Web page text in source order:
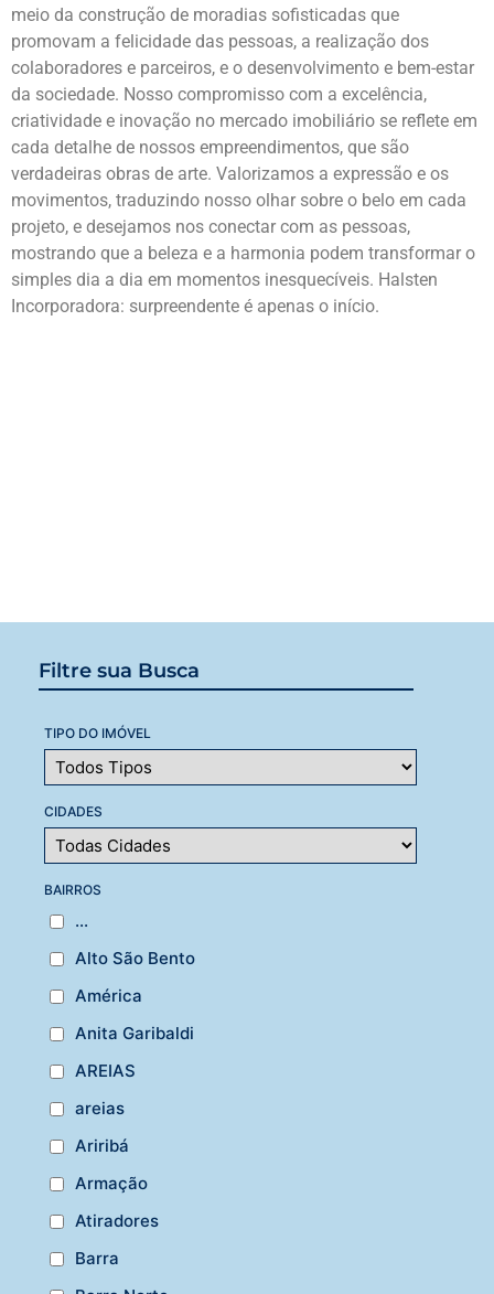
Filtre sua Busca
TIPO DO IMÓVEL
CIDADES
BAIRROS
...
Alto São Bento
América
Anita Garibaldi
AREIAS
areias
Ariribá
Armação
Atiradores
Barra
meio da construção de moradias sofisticadas que
promovam a felicidade das pessoas, a realização dos
colaboradores e parceiros, e o desenvolvimento e bem-estar
da sociedade. Nosso compromisso com a excelência,
criatividade e inovação no mercado imobiliário se reflete em
cada detalhe de nossos empreendimentos, que são
verdadeiras obras de arte. Valorizamos a expressão e os
movimentos, traduzindo nosso olhar sobre o belo em cada
projeto, e desejamos nos conectar com as pessoas,
mostrando que a beleza e a harmonia podem transformar o
simples dia a dia em momentos inesquecíveis. Halsten
Incorporadora: surpreendente é apenas o início.